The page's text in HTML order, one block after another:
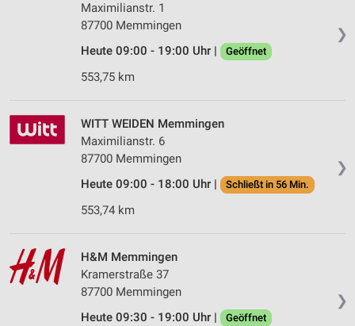
❯
Maximilianstr. 1
87700 Memmingen
Heute 09:00 - 19:00 Uhr |
Geöffnet
553,75 km
❯
WITT WEIDEN Memmingen
Maximilianstr. 6
87700 Memmingen
Heute 09:00 - 18:00 Uhr |
Schließt in 56 Min.
553,74 km
❯
H&M Memmingen
Kramerstraße 37
87700 Memmingen
Heute 09:30 - 19:00 Uhr |
Geöffnet